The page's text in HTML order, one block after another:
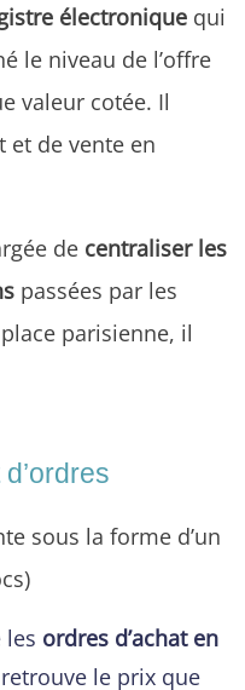
électronique qui
le niveau de l’offre
valeur cotée. Il
et de vente en
de centraliser les
passées par les
parisienne, il
sous la forme d’un
les ordres d’achat en
le prix que